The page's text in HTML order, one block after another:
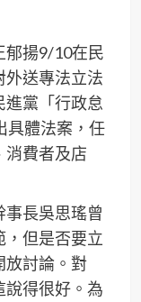
郁揚9/10在民
外送專法立法
進黨「行政怠
具體法案，任
消費者及店
長吳思瑤曾
，但是否要立
放討論。對
說得很好。為